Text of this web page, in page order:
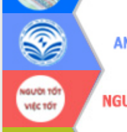
Xây dựng nền hành chính số đồng
hành cùng nông dân dân, doanh nghiệp
Giai đoạn 2026-2030, Đắk Lắk phấn
đấu có 77% xã đạt chuẩn nông thôn
mới
Chuyển đổi số 'mở đường' cho nông
nghiệp Đắk Lắk tăng trưởng bứt phá
Triển khai đồng bộ đo đạc, lập hồ sơ
địa chính, hoàn thiện cơ sở dữ liệu đất